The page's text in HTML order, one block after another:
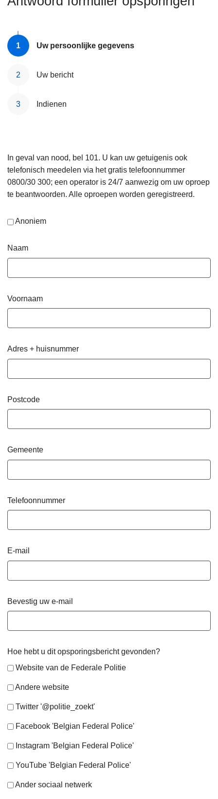
Uw persoonlijke gegevens
Uw bericht
Indienen
In geval van nood, bel 101. U kan uw getuigenis ook
telefonisch meedelen via het gratis telefoonnummer
0800/30 300; een operator is 24/7 aanwezig om uw oproep
te beantwoorden. Alle oproepen worden geregistreerd.
Anoniem
Naam
Voornaam
Adres + huisnummer
Postcode
Gemeente
Telefoonnummer
E-mail
Bevestig uw e-mail
Hoe hebt u dit opsporingsbericht gevonden?
Website van de Federale Politie
Andere website
Twitter '@politie_zoekt'
Facebook 'Belgian Federal Police'
Instagram 'Belgian Federal Police'
YouTube 'Belgian Federal Police'
Ander sociaal netwerk